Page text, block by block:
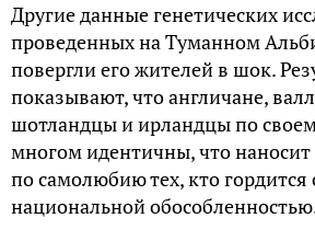
Другие данные генетических
проведенных на Туманном
повергли его жителей в шок.
показывают, что англичане,
шотландцы и ирландцы по
многом идентичны, что наносит
по самолюбию тех, кто гордится
национальной